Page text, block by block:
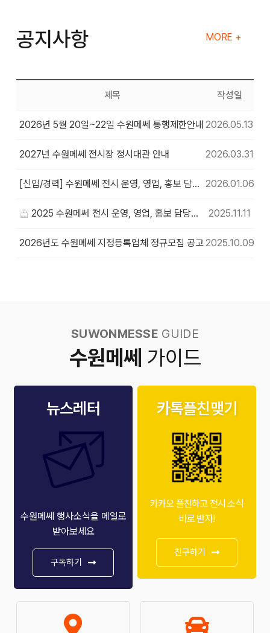
공지사항 MORE +
제목 작성일
2026년 5월 20일~22일 수원메쎄 통행제한안내 2026.05.13
2027년 수원메쎄 전시장 정시대관 안내 2026.03.31
[신입/경력] 수원메쎄 전시 운영, 영업, 홍보 담당자 채용공고 2026.01.06
2025 수원메쎄 전시 운영, 영업, 홍보 담당자 채용공고 2025.11.11
2026년도 수원메쎄 지정등록업체 정규모집 공고 2025.10.09
SUWONMESSE GUIDE
수원메쎄 가이드
뉴스레터
수원메쎄 행사소식을 메일로
받아보세요
구독하기
카톡플친맺기
카카오 플친하고 전시 소식
바로 받자!
친구하기